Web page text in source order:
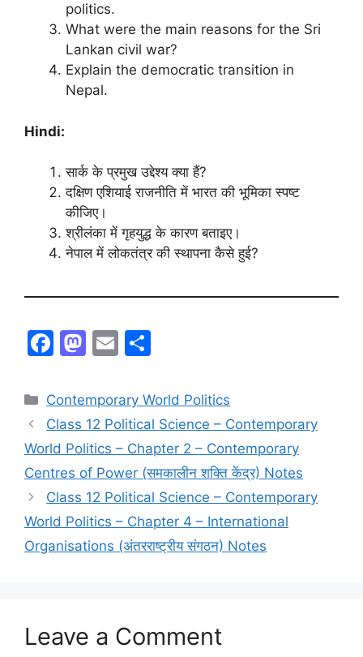
politics.
What were the main reasons for the Sri
Lankan civil war?
Explain the democratic transition in
Nepal.
Hindi:
सार्क के प्रमुख उद्देश्य क्या हैं?
दक्षिण एशियाई राजनीति में भारत की भूमिका स्पष्ट
कीजिए।
श्रीलंका में गृहयुद्ध के कारण बताइए।
नेपाल में लोकतंत्र की स्थापना कैसे हुई?
F
c
e
b
o
o
k
M
st
o
d
o
n
E
ai
l
ar
e
Contemporary World Politics
Class 12 Political Science – Contemporary
World Politics – Chapter 2 – Contemporary
Centres of Power (समकालीन शक्ति केंद्र) Notes
Class 12 Political Science – Contemporary
World Politics – Chapter 4 – International
Organisations (अंतरराष्ट्रीय संगठन) Notes
Leave a Comment